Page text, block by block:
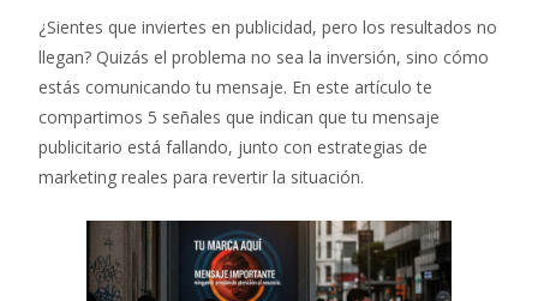
¿Sientes que inviertes en publicidad, pero los resultados no
llegan? Quizás el problema no sea la inversión, sino cómo
estás comunicando tu mensaje. En este artículo te
compartimos 5 señales que indican que tu mensaje
publicitario está fallando, junto con estrategias de
marketing reales para revertir la situación.